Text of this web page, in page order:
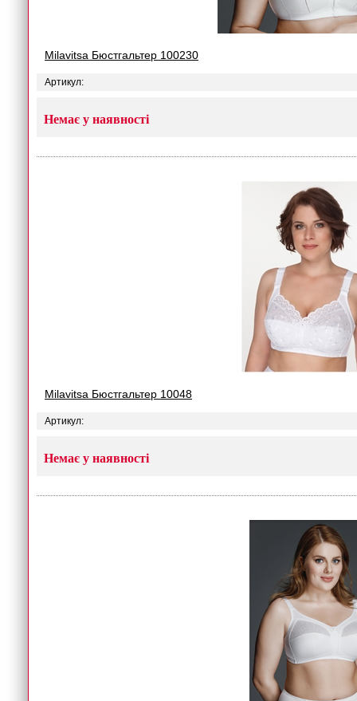
Milavitsa Бюстгальтер 100230
Артикул:
Немає у наявності
Milavitsa Бюстгальтер 10048
Артикул:
Немає у наявності